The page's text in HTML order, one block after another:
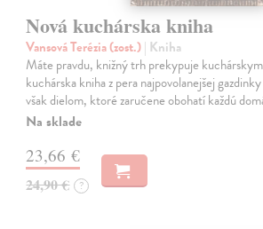
Nová kuchárska kniha
Vansová Terézia (zost.)| Kniha
Máte pravdu, knižný trh prekypuje
kuchárska kniha z pera najpovolanejšej
však dielom, ktoré zaručene obohatí každú
Na sklade
23,66 €
24,90 € ?